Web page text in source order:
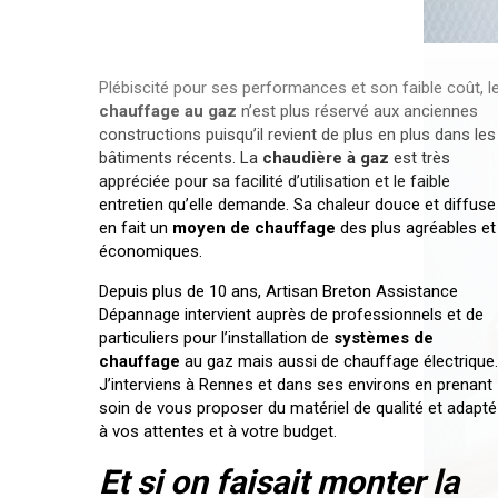
Plébiscité pour ses performances et son faible coût,
chauffage au gaz n’est plus réservé aux anciennes
constructions puisqu’il revient de plus en plus dans les
bâtiments récents. La chaudière à gaz est très
appréciée pour sa facilité d’utilisation et le faible
entretien qu’elle demande. Sa chaleur douce et diffuse
en fait un moyen de chauffage des plus agréables et
économiques.
Depuis plus de 10 ans, Artisan Breton Assistance
Dépannage intervient auprès de professionnels et de
particuliers pour l’installation de systèmes de
chauffage au gaz mais aussi de chauffage électrique.
J’interviens à Rennes et dans ses environs en prenant
soin de vous proposer du matériel de qualité et adapté
à vos attentes et à votre budget.
Et si on faisait monter la